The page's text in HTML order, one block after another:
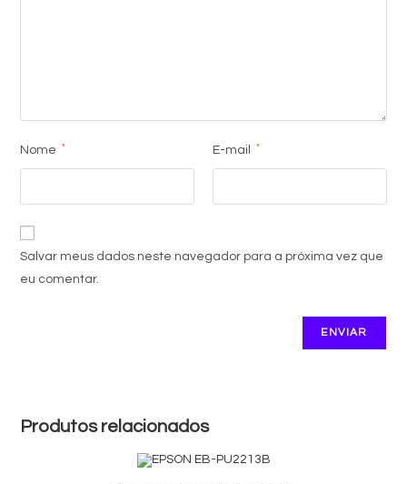
Nome * E-mail *
Salvar meus dados neste navegador para a próxima vez que
eu comentar.
Produtos relacionados